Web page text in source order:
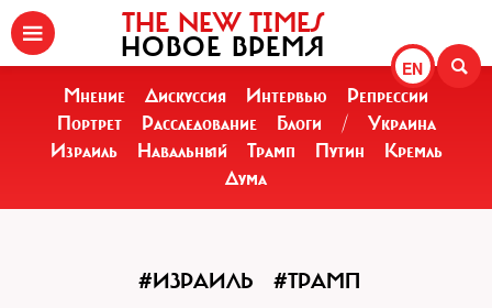
EN
THE NEW TIMES
НОВОЕ ВРЕМЯ
Мнение Дискуссия Интервью
Репрессии
Портрет
Расследование Блоги /
Украина
Израиль
Навальный Трамп Путин
Кремль
Дума
#ИЗРАИЛЬ #ТРАМП